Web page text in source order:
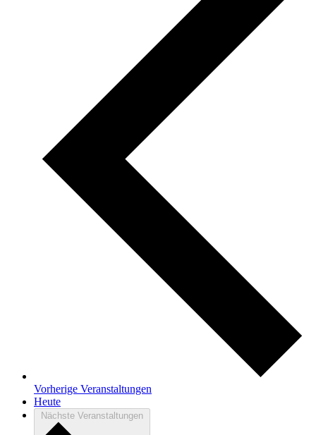
Vorherige Veranstaltungen
Heute
Nächste Veranstaltungen